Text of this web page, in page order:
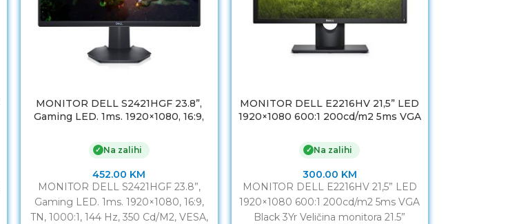
MONITOR DELL S2421HGF 23.8”,
Gaming LED. 1ms. 1920×1080, 16:9,
DisplayPort, HDMI, USB, 3godGAR.
✓ Na zalihi
452.00 KM
MONITOR DELL S2421HGF 23.8”,
Gaming LED. 1ms. 1920×1080, 16:9,
TN, 1000:1, 144 Hz, 350 Cd/M2, VESA,
MONITOR DELL E2216HV 21,5” LED
1920×1080 600:1 200cd/m2 5ms VGA
✓ Na zalihi
300.00 KM
MONITOR DELL E2216HV 21,5” LED
1920×1080 600:1 200cd/m2 5ms VGA
Black 3Yr Veličina monitora 21.5”